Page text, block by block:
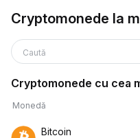
Cryptomonede la
Caută
Cryptomonede cu cea
Monedă
Bitcoin